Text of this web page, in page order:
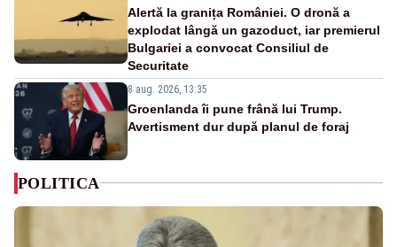
Alertă la granița României. O dronă a
explodat lângă un gazoduct, iar premierul
Bulgariei a convocat Consiliul de
Securitate
8 aug. 2026, 13:35
Groenlanda îi pune frână lui Trump.
Avertisment dur după planul de foraj
POLITICA